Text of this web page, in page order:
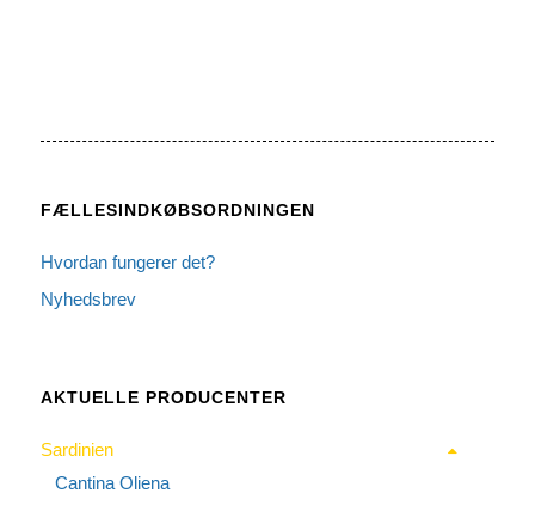
FÆLLESINDKØBSORDNINGEN
Hvordan fungerer det?
Nyhedsbrev
AKTUELLE PRODUCENTER
Sardinien
Cantina Oliena